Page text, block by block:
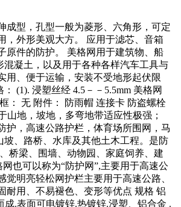
成型，孔型一般为菱形、六角形，可定
，外形美观大方。 应用于滤芯、音箱
原件的防护。 美格网用于建筑物、船
凝土，以及用于各种各样汽车工具与
用、便于运输，安装不受地形起伏限
(1). 浸塑丝经 4.5－－5.5mm 美格网
： 无 附件： 防雨帽 连接卡 防盗螺栓
地，坡地，多弯地带适应性极强；
护，高速公路护栏，体育场所围网，马
、路桥、水库及其他土木工程。是防
桥梁、围墙、动物园、家庭饲养、建
也可以称为“防护网”,主要用于高速公
明亮轻松网护栏主要用于高速公路、
耐用、不易褪色、变形等优点 规格 铝
.表面可电镀锌.热镀锌.浸塑、铝合金 .